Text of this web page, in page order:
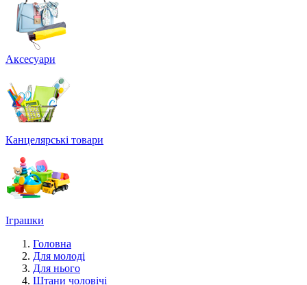
Аксесуари
Канцелярські товари
Іграшки
Головна
Для молоді
Для нього
Штани чоловічі